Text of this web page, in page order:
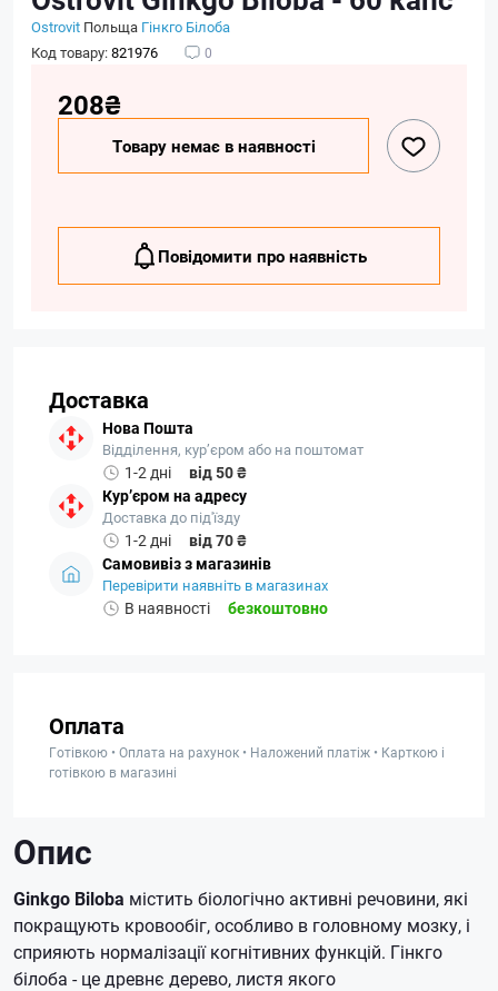
Ostrovit Польща Гінкго Білоба
Код товару:821976 0
208₴
Товару немає в наявності
Повідомити про наявність
Доставка
Нова Пошта
Відділення, кур’єром або на поштомат
1-2 дні
від 50 ₴
Кур’єром на адресу
Доставка до під'їзду
1-2 дні
від 70 ₴
Самовивіз з магазинів
Перевірити наявніть в магазинах
В наявності безкоштовно
Оплата
Готівкою • Оплата на рахунок • Наложений платіж • Карткою і
готівкою в магазині
Опис
Ginkgo Biloba містить біологічно активні речовини, які
покращують кровообіг, особливо в головному мозку, і
сприяють нормалізації когнітивних функцій. Гінкго
білоба - це древнє дерево, листя якого